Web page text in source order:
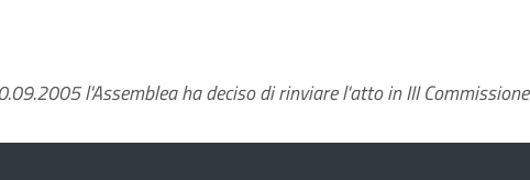
l'Assemblea ha deciso di rinviare l'atto in III Commissione